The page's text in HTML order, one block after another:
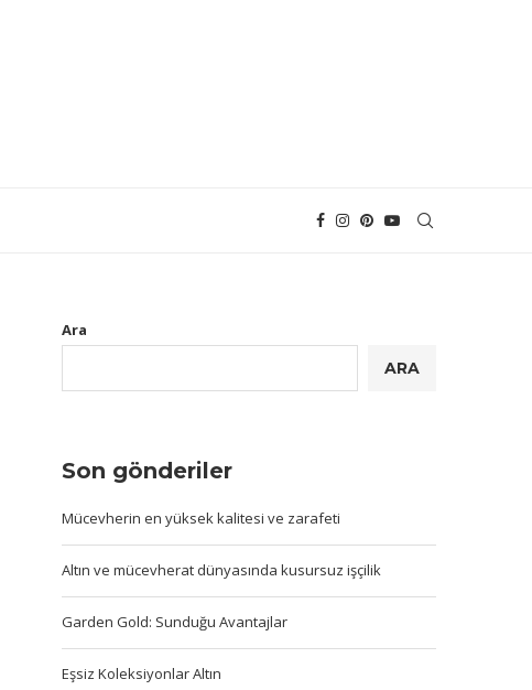
Ara
ARA
Son gönderiler
Mücevherin en yüksek kalitesi ve zarafeti
Altın ve mücevherat dünyasında kusursuz işçilik
Garden Gold: Sunduğu Avantajlar
Eşsiz Koleksiyonlar Altın